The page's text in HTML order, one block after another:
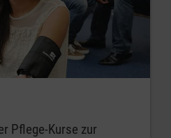
Pflege-Kurse zur